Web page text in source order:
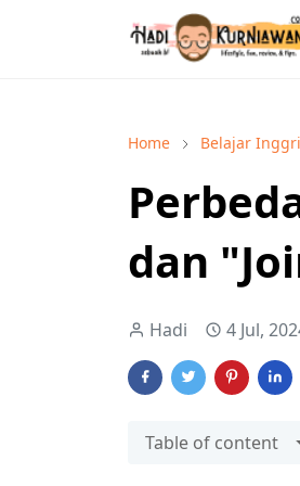
Home Belajar
dan
Hadi 4 Jul,
Table of content